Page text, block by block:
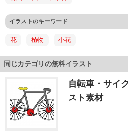
イラストのキーワード
花 植物 小花
同じカテゴリの無料イラスト
自転車・サイ
スト素材